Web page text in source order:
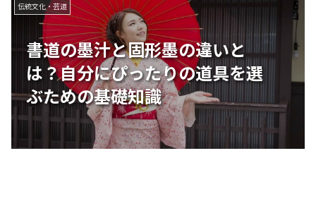
書道の墨汁と固形墨の違いと
は？自分にぴったりの道具を選
ぶための基礎知識
伝統文化・芸道